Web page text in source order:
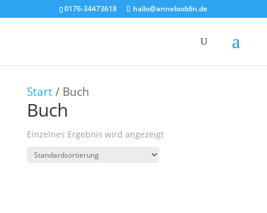
0176-34473618 hallo@anneboddin.de
Start/ Buch
Buch
Einzelnes Ergebnis wird angezeigt